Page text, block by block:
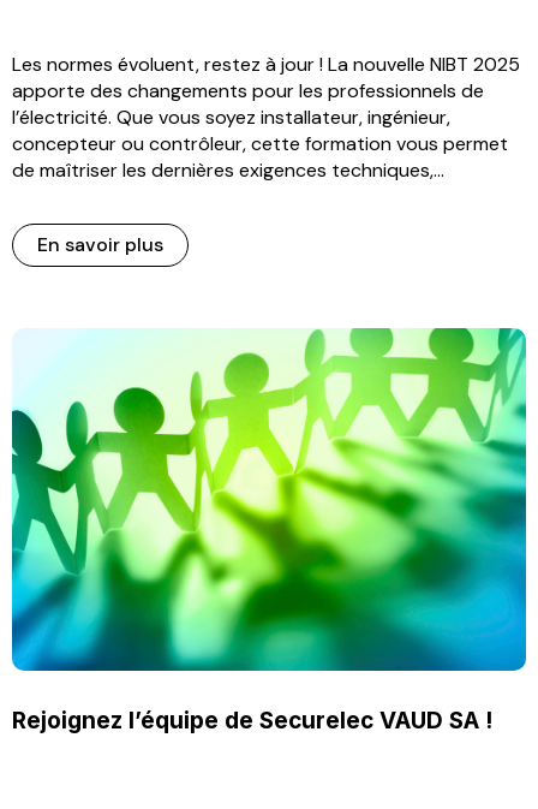
Les normes évoluent, restez à jour ! La nouvelle NIBT 2025
apporte des changements pour les professionnels de
l’électricité. Que vous soyez installateur, ingénieur,
concepteur ou contrôleur, cette formation vous permet
de maîtriser les dernières exigences techniques,...
En savoir plus
Rejoignez l’équipe de Securelec VAUD SA !